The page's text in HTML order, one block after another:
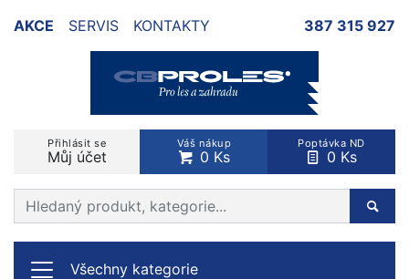
AKCE SERVIS KONTAKTY 387 315 927
Přihlásit se
Můj účet
Váš nákup
0 Ks
Poptávka ND
0 Ks
Prohledat web
Všechny kategorie